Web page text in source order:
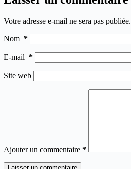
Votre adresse e-mail ne sera pas publiée.
Nom *
E-mail *
Site web
Ajouter un commentaire *